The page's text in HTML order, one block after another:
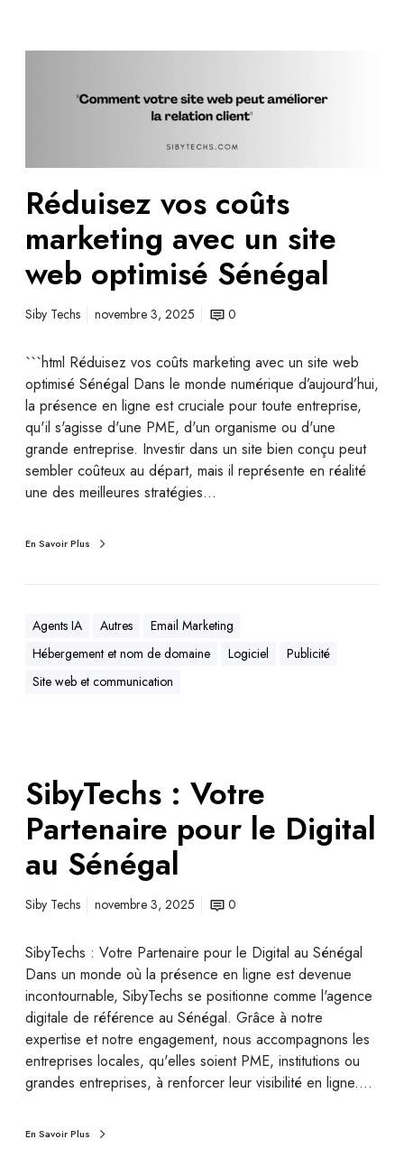
Réduisez vos coûts
marketing avec un site
web optimisé Sénégal
Siby Techs novembre 3, 2025 0
```html Réduisez vos coûts marketing avec un site web
optimisé Sénégal Dans le monde numérique d’aujourd’hui,
la présence en ligne est cruciale pour toute entreprise,
qu'il s'agisse d'une PME, d'un organisme ou d'une
grande entreprise. Investir dans un site bien conçu peut
sembler coûteux au départ, mais il représente en réalité
une des meilleures stratégies…
En Savoir Plus
Agents IA Autres
Email Marketing
Hébergement et nom de domaine
Logiciel
Publicité
Site web et communication
SibyTechs : Votre
Partenaire pour le Digital
au Sénégal
Siby Techs novembre 3, 2025 0
SibyTechs : Votre Partenaire pour le Digital au Sénégal
Dans un monde où la présence en ligne est devenue
incontournable, SibyTechs se positionne comme l'agence
digitale de référence au Sénégal. Grâce à notre
expertise et notre engagement, nous accompagnons les
entreprises locales, qu'elles soient PME, institutions ou
grandes entreprises, à renforcer leur visibilité en ligne.…
En Savoir Plus